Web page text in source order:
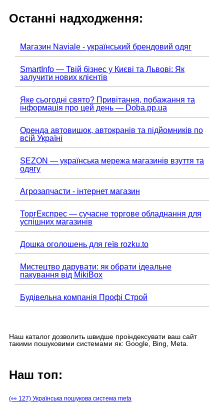
Останні надходження:
Магазин Naviale - український брендовий одяг
SmartInfo — Твій бізнес у Києві та Львові: Як
залучити нових клієнтів
Яке сьогодні свято? Привітання, побажання та
інформація про цей день — Doba.pp.ua
Оренда автовишок, автокранів та підйомників по
всій Україні
SEZON — українська мережа магазинів взуття та
одягу
Агрозапчасти - інтернет магазин
ТоргЕкспрес — сучасне торгове обладнання для
успішних магазинів
Дошка оголошень для геїв rozku.to
Мистецтво дарувати: як обрати ідеальне
пакування від MikiBox
Будівельна компанія Профі Строй
Наш каталог дозволить швидше проіндексувати ваш сайт
такими пошуковими системами як: Google, Bing, Meta.
Наш топ:
(👀 127) Українська пошукова система meta